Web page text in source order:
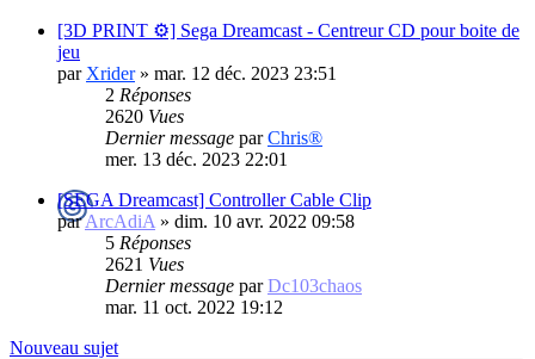
[3D PRINT ⚙️] Sega Dreamcast - Centreur CD pour boite de
jeu
par Xrider» mar. 12 déc. 2023 23:51
2 Réponses
2620 Vues
Dernier message parChris®
mer. 13 déc. 2023 22:01
[SEGA Dreamcast] Controller Cable Clip
parArcAdiA » dim. 10 avr. 2022 09:58
5 Réponses
2621 Vues
Dernier message parDc103chaos
mar. 11 oct. 2022 19:12
Nouveau sujet